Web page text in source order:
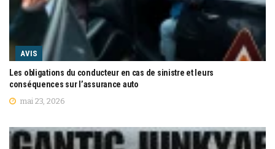
AVIS
Les obligations du conducteur en cas de sinistre et leurs
conséquences sur l’assurance auto
mai 23, 2026